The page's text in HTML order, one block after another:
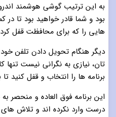
به این ترتیب گوشی هوشمند
بود و شما قادر خواهید بود تا در
هایی را که برای محافظت قفل
دیگر هنگام تحویل دادن تلفن
تان، نیازی به نگرانی نیست
برنامه ها را انتخاب و قفل کنید
این برنامه فوق العاده و منحصر
درست وارد نکرده‌ اند و تلاش